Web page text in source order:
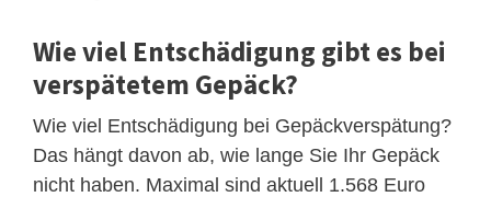
Wie viel Entschädigung gibt es bei
verspätetem Gepäck?
Wie viel Entschädigung bei Gepäckverspätung?
Das hängt davon ab, wie lange Sie Ihr Gepäck
nicht haben. Maximal sind aktuell 1.568 Euro